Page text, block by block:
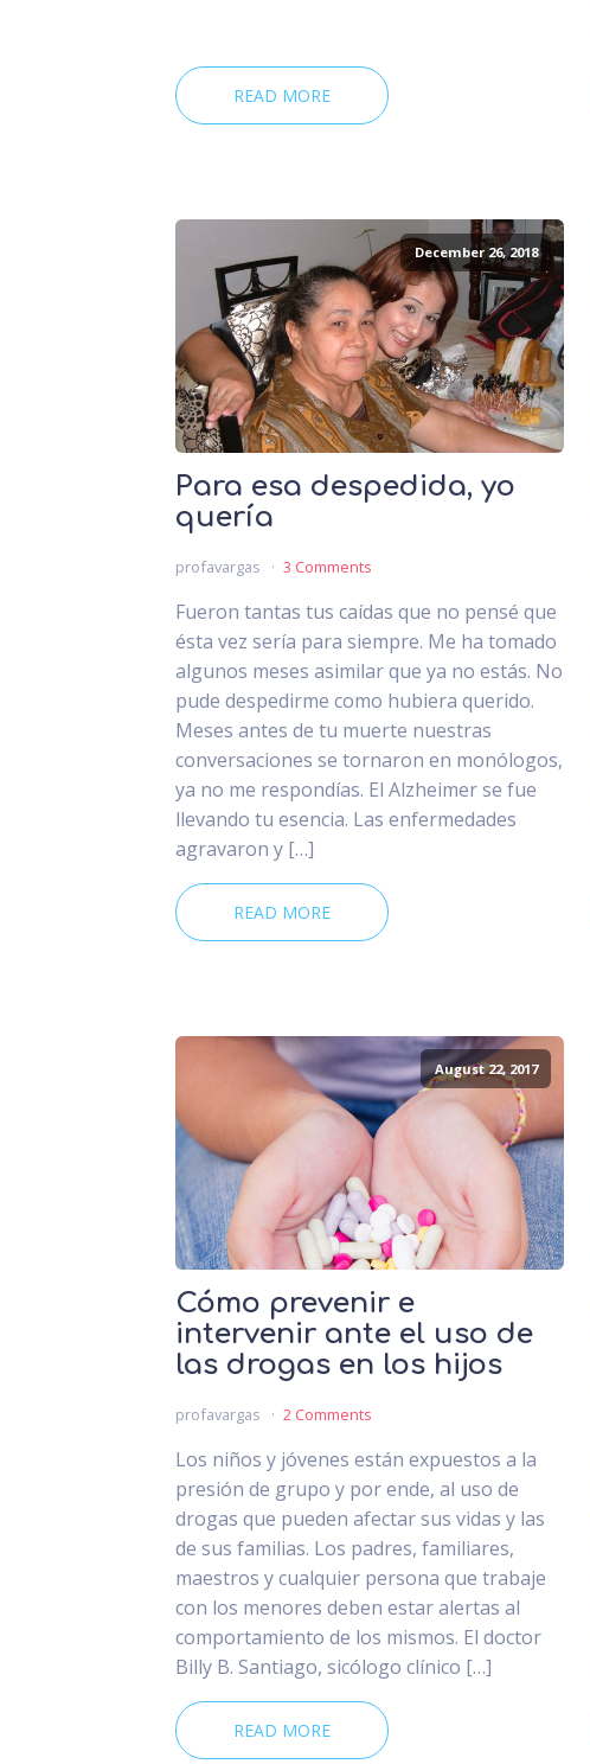
READ MORE
December 26, 2018
Para esa despedida, yo
quería
profavargas 3 Comments
Fueron tantas tus caídas que no pensé que
ésta vez sería para siempre. Me ha tomado
algunos meses asimilar que ya no estás. No
pude despedirme como hubiera querido.
Meses antes de tu muerte nuestras
conversaciones se tornaron en monólogos,
ya no me respondías. El Alzheimer se fue
llevando tu esencia. Las enfermedades
agravaron y […]
READ MORE
August 22, 2017
Cómo prevenir e
intervenir ante el uso de
las drogas en los hijos
profavargas 2 Comments
Los niños y jóvenes están expuestos a la
presión de grupo y por ende, al uso de
drogas que pueden afectar sus vidas y las
de sus familias. Los padres, familiares,
maestros y cualquier persona que trabaje
con los menores deben estar alertas al
comportamiento de los mismos. El doctor
Billy B. Santiago, sicólogo clínico […]
READ MORE